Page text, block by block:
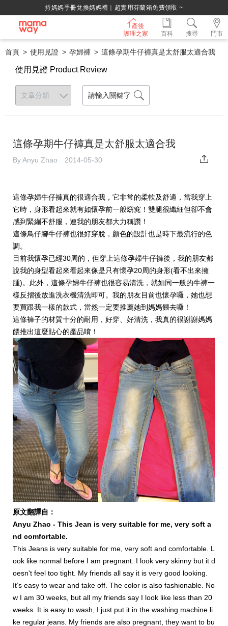
持媽媽手冊兌換媽媽禮｜超實用芬蘭箱免費領取 ~
產後
護理之家
門市
百科 搜尋
首頁 使用見證 孕婦褲 這條孕期牛仔褲真是太舒服太適合我
使用見證 Product Review
這條孕期牛仔褲真是太舒服太適合我
By Anyu Zhao 2014-05-30
這條孕婦牛仔褲真的很適合我，它非常的柔軟及舒適，當我穿上
它時，身形看起來就有如懷孕前一般窈窕！雙腿很纖細但卻不會
感到緊繃不舒服，連我的朋友都大力稱讚！
這條鳥仔腳牛仔褲也很好穿脫，顏色的設計也是時下最流行的色
調。
目前我懷孕已經30周的，但穿上這條孕婦牛仔褲後，我的朋友都
說我的身型看起來看起來像是只有懷孕20周的身形(看不出來擁
腫)。此外，這條孕婦牛仔褲也很容易清洗，就如同一般的牛褲一
樣反摺後放進洗衣機清洗即可。我的朋友目前也懷孕囉，她也想
要買跟我一樣的款式，當然一定要推薦她到媽媽餵去囉！
這條褲子的材質十分的耐用，好穿、好清洗，我真的很謝謝媽媽
餵推出這麼貼心的產品唷！
原文翻譯自：
Anyu Zhao - This Jean is very suitable for me, very soft a
nd comfortable.
This Jeans is very suitable for me, very soft and comfortable. L
ook like normal before I am pregnant. I look very skinny but it d
oesn't feel too tight. My friends all say it is very good looking.
It’s easy to wear and take off. The color is also fashionable. No
w I am 30 weeks, but all my friends say I look like less than 20
weeks. It is easy to wash, I just put it in the washing machine li
ke regular jeans. My friends are also pregnant, they want to bu